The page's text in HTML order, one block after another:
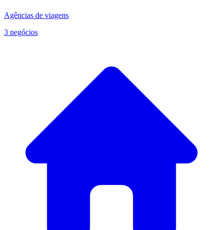
Agências de viagens
3 negócios